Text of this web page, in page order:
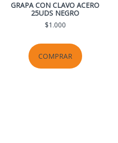
GRAPA CON CLAVO ACERO
25UDS NEGRO
$1.000
COMPRAR